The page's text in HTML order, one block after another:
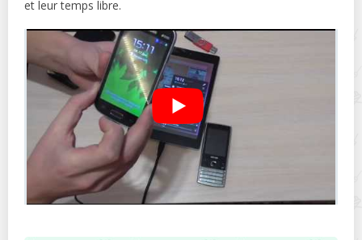
et leur temps libre.